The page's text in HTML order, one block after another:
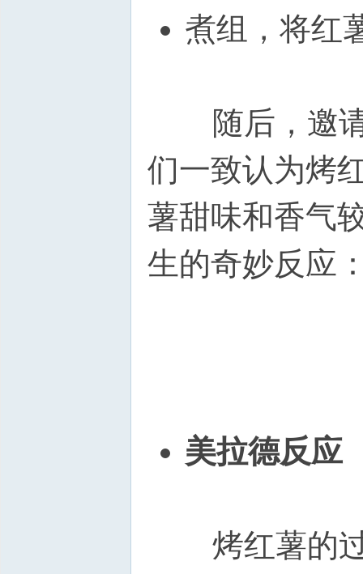
煮组，将红
随后，邀请
们一致认为烤
薯甜味和香气
生的奇妙反应
美拉德反应
烤红薯的过